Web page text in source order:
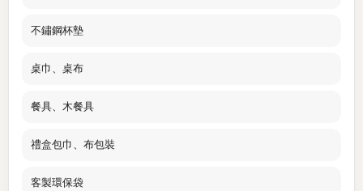
不鏽鋼杯墊
桌巾、桌布
餐具、木餐具
禮盒包巾、布包裝
客製環保袋